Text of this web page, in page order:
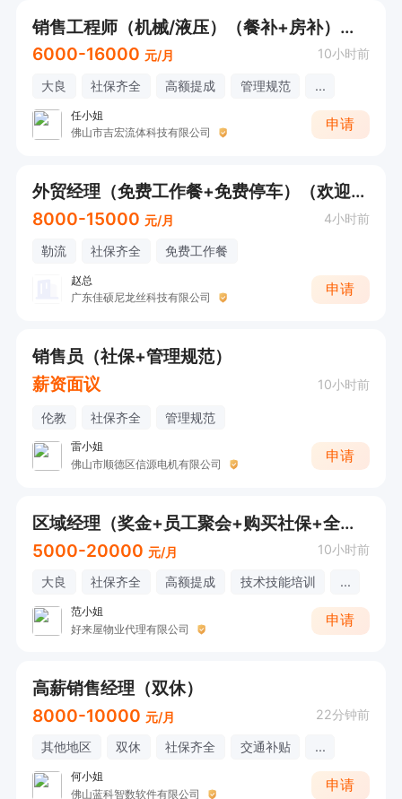
销售工程师（机械/液压）（餐补+房补）接受应届
6000-16000 元/月 10小时前
大良 社保齐全 高额提成 管理规范 ...
任小姐
佛山市吉宏流体科技有限公司
申请
外贸经理（免费工作餐+免费停车）（欢迎直接电话咨询）
8000-15000 元/月 4小时前
勒流 社保齐全 免费工作餐
赵总
广东佳硕尼龙丝科技有限公司
申请
销售员（社保+管理规范）
薪资面议
10小时前
伦教 社保齐全 管理规范
雷小姐
佛山市顺德区信源电机有限公司
申请
区域经理（奖金+员工聚会+购买社保+全勤+每年国内外旅游）
5000-20000 元/月 10小时前
大良 社保齐全 高额提成 技术技能培训 ...
范小姐
好来屋物业代理有限公司
申请
高薪销售经理（双休）
8000-10000 元/月 22分钟前
其他地区 双休 社保齐全 交通补贴 ...
何小姐
佛山蓝科智数软件有限公司
申请